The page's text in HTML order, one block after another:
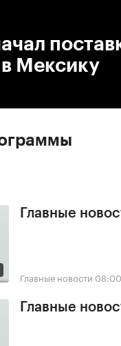
Мексику
Главные
Главные новости 08:00
Главные